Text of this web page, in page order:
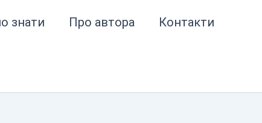
знати Про автора Контакти